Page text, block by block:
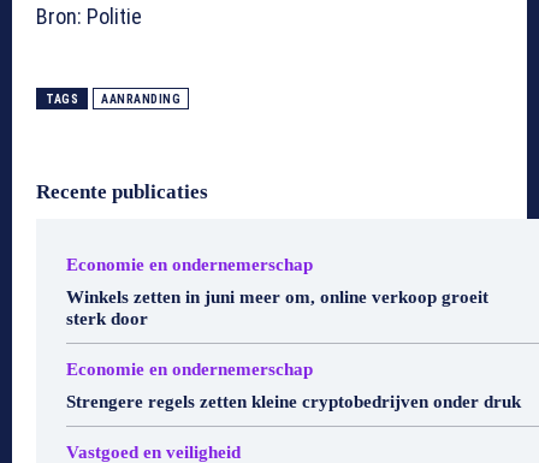
Bron: Politie
TAGS AANRANDING
Recente publicaties
Economie en ondernemerschap
Winkels zetten in juni meer om, online verkoop groeit
sterk door
Economie en ondernemerschap
Strengere regels zetten kleine cryptobedrijven onder druk
Vastgoed en veiligheid